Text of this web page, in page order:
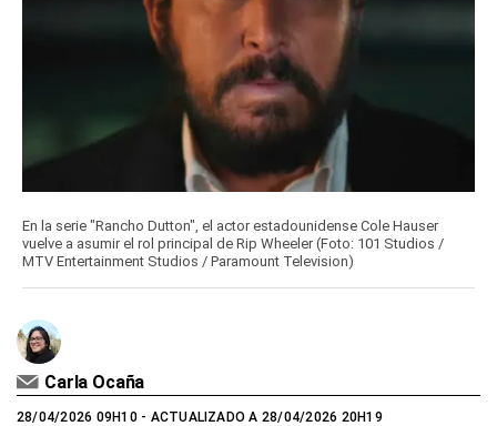
En la serie "Rancho Dutton", el actor estadounidense Cole Hauser
vuelve a asumir el rol principal de Rip Wheeler (Foto: 101 Studios /
MTV Entertainment Studios / Paramount Television)
Carla Ocaña
28/04/2026 09H10- ACTUALIZADO A 28/04/2026 20H19